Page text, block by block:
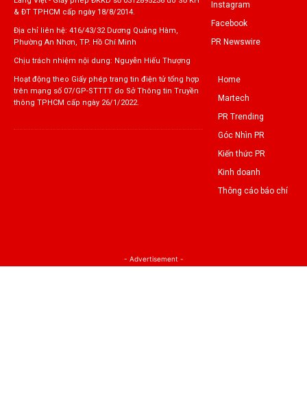
& ĐT TPHCM cấp ngày 18/8/2014.
Địa chỉ liên hệ: 416/43/32 Dương Quảng Hàm,
Phường An Nhơn, TP. Hồ Chí Minh
Chịu trách nhiệm nội dung: Nguyễn Hiếu Thượng
Hoạt động theo Giấy phép trang tin điện tử tổng hợp
trên mạng số 07/GP-STTTT do Sở Thông tin Truyền
thông TPHCM cấp ngày 26/1/2022.
Instagram
Facebook
PR Newswire
Home
Martech
PR Trending
Góc Nhìn PR
Kiến thức PR
Kinh doanh
Thông cáo báo chí
- Advertisement -